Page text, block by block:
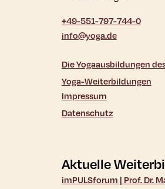
+49-551-797-744-0
info@yoga.de
Die Yogaausbildungen
Yoga-Weiterbildungen
Impressum
Datenschutz
Aktuelle
imPULSforum | Prof. Dr.